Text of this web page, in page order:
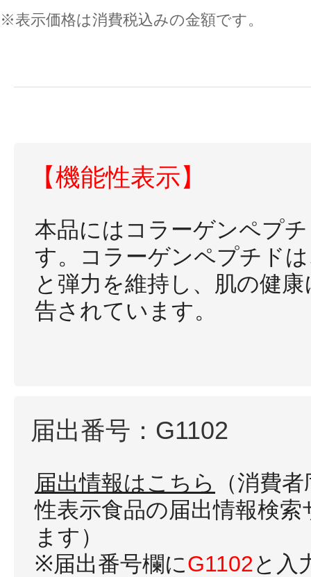
※表示価格は消費税込みの金額です。
【機能性表示】
本品にはコラーゲンペプ
す。コラーゲンペプチド
と弾力を維持し、肌の健
告されています。
届出番号：G1102
届出情報はこちら
（消費
性表示食品の届出情報検
ます）
※届出番号欄にG1102と入